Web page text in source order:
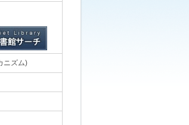
ニズム)